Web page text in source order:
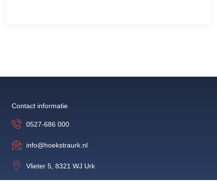
Contact informatie
0527-686 000
info@hoekstraurk.nl
Vlieter 5, 8321 WJ Urk